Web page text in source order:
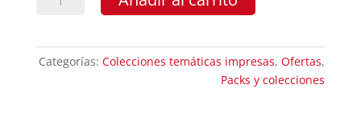
impresa"Mujeres"
Categorías:Colecciones temáticas impresas,Ofertas,
Packs y colecciones